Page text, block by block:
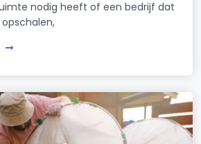
nodig heeft of een bedrijf dat